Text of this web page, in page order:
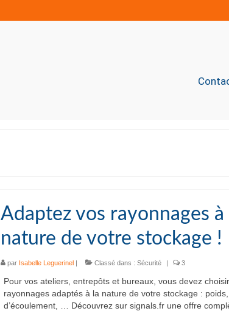
Adaptez vos rayonnages à
nature de votre stockage !
par Isabelle Leguerinel| Classé dans : Sécurité | 3
Pour vos ateliers, entrepôts et bureaux, vous devez
rayonnages adaptés à la nature de votre stockage :
d’écoulement, … Découvrez sur signals.fr une offre